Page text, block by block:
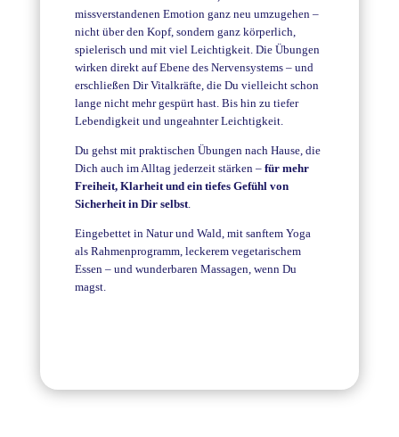
missverstandenen Emotion ganz neu umzugehen –
nicht über den Kopf, sondern ganz körperlich,
spielerisch und mit viel Leichtigkeit. Die Übungen
wirken direkt auf Ebene des Nervensystems – und
erschließen Dir Vitalkräfte, die Du vielleicht schon
lange nicht mehr gespürt hast. Bis hin zu tiefer
Lebendigkeit und ungeahnter Leichtigkeit.
Du gehst mit praktischen Übungen nach Hause, die
Dich auch im Alltag jederzeit stärken – für mehr
Freiheit, Klarheit und ein tiefes Gefühl von
Sicherheit in Dir selbst.
Eingebettet in Natur und Wald, mit sanftem Yoga
als Rahmenprogramm, leckerem vegetarischem
Essen – und wunderbaren Massagen, wenn Du
magst.